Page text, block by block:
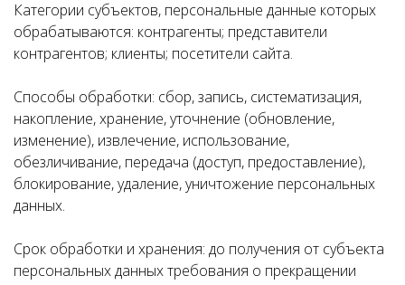
Категории субъектов, персональные данные которых
обрабатываются: контрагенты; представители
контрагентов; клиенты; посетители сайта.
Способы обработки: сбор, запись, систематизация,
накопление, хранение, уточнение (обновление,
изменение), извлечение, использование,
обезличивание, передача (доступ, предоставление),
блокирование, удаление, уничтожение персональных
данных.
Срок обработки и хранения: до получения от субъекта
персональных данных требования о прекращении